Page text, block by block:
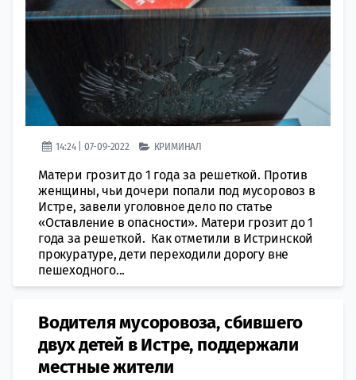
14:24 | 07-09-2022 КРИМИНАЛ
Матери грозит до 1 года за решеткой. Против
женщины, чьи дочери попали под мусоровоз в
Истре, завели уголовное дело по статье
«Оставление в опасности». Матери грозит до 1
года за решеткой. Как отметили в Истринской
прокуратуре, дети переходили дорогу вне
пешеходного...
Водителя мусоровоза, сбившего
двух детей в Истре, поддержали
местные жители